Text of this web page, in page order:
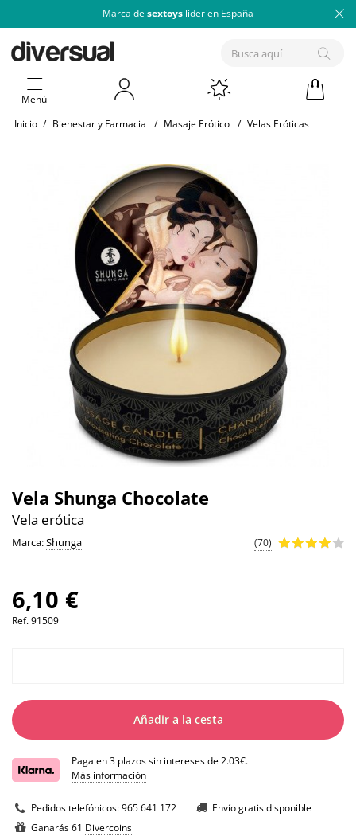
Marca de sextoys lider en España
Menú
Inicio / Bienestar y Farmacia / Masaje Erótico / Velas Eróticas
Vela Shunga Chocolate
Vela erótica
Marca:Shunga (70)
6,10 €
Ref.91509
Añadir a la cesta
Paga en 3 plazos sin intereses de 2.03€.
Más información
Pedidos telefónicos:965 641 172 Envíogratis disponible
Ganarás 61 Divercoins